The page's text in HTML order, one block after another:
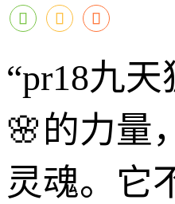
“pr18九
🌸的力量
灵魂。它